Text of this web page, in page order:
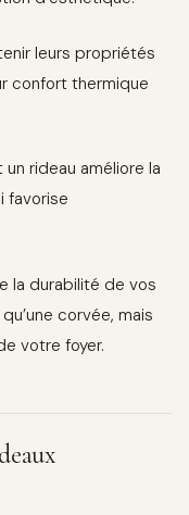
leurs propriétés
confort thermique
rideau améliore la
favorise
la durabilité de vos
corvée, mais
votre foyer.